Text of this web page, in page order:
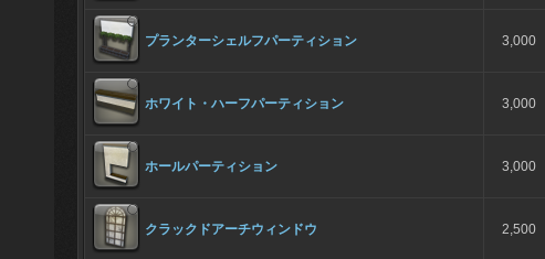
プランターシェルフパーティション 3,000
ホワイト・ハーフパーティション 3,000
ホールパーティション 3,000
クラックドアーチウィンドウ 2,500